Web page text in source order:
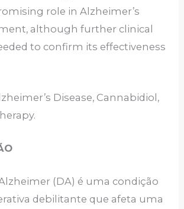
role in Alzheimer’s
although further clinical
to confirm its effectiveness
Disease, Cannabidiol,
(DA) é uma condição
debilitante que afeta uma